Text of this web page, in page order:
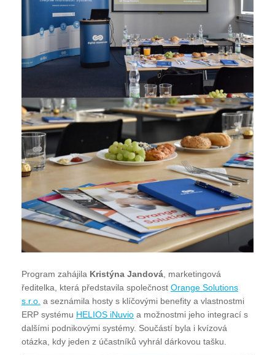
Program zahájila Kristýna Jandová , marketingová
ředitelka, která představila společnost Orange Solutions
s.r.o. a seznámila hosty s klíčovými benefity a vlastnostmi
ERP systému HELIOS iNuvio a možnostmi jeho integrací s
dalšími podnikovými systémy. Součástí byla i kvízová
otázka, kdy jeden z účastníků vyhrál dárkovou tašku.